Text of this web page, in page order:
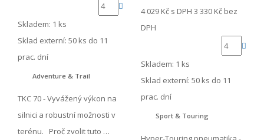
Skladem: 1 ks
Sklad externí: 50 ks do 11
prac. dní
Adventure & Trail
TKC 70 - Vyvážený výkon na
silnici a robustní možnosti v
terénu. Proč zvolit tuto …
4 029 Kč s DPH 3 330 Kč bez
DPH
Skladem: 1 ks
Sklad externí: 50 ks do 11
prac. dní
Sport & Touring